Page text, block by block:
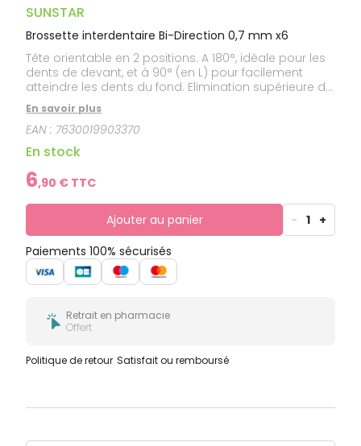
SUNSTAR
Brossette interdentaire Bi-Direction 0,7 mm x6
Tête orientable en 2 positions. A 180°, idéale pour les
dents de devant, et à 90° (en L) pour facilement
atteindre les dents du fond. Elimination supérieure de
la plaque dentaire grâce à la forme triangulaire des
brins, permettant d'éliminer 25% de plaque en plus
qu'une brossette aux brins traditionnels. Tige
recouverte de nylon, et arrondie pour plus de confort
et pour protéger les gencives. Protection
antibactérienne des brins. Manche bi-matière pour
une meilleure ergonomie et un meilleur contrôle.
En savoir plus
EAN : 7630019903370
En stock
6,90 € TTC
Ajouter au panier - 1 +
Paiements 100% sécurisés
Retrait en pharmacie
Offert
Politique de retour Satisfait ou remboursé